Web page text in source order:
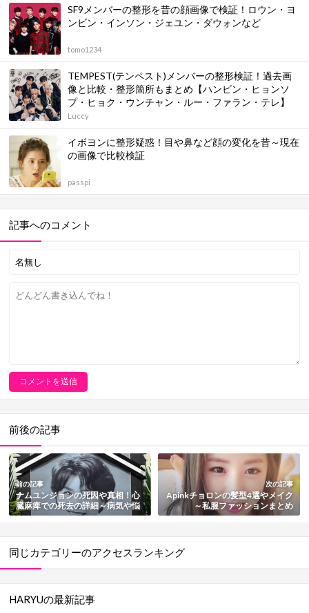
SF9メンバーの整形を昔の顔画像で検証！ロウン・ヨ
ンビン・インソン・ジェユン・ダウォンなど
tomo1234
TEMPEST(テンペスト)メンバーの整形検証！過去画
像と比較・整形箇所もまとめ【ハンビン・ヒョンソ
プ・ヒョク・ウンチャン・ルー・ファラン・テレ】
Luccy
イボヨンに整形疑惑！目や鼻など顔の変化を昔～現在
の画像で比較検証
passpi
記事へのコメント
前後の記事
前の記事
ナムユンジョンの死因や真相！心
臓麻痺での死去の詳細～病気や悩
みまとめ
次の記事
Apinkチョロンの髪型4選やメイク
～私服ファッションまとめ
同じカテゴリーのアクセスランキング
HARYUの最新記事